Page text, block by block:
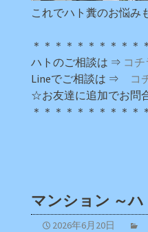
これでハト糞のお悩み
＊＊＊＊＊＊＊＊＊＊
ハトのご相談は ⇒ コチ
Lineでご相談は ⇒ コ
☆お友達に追加でお問
＊＊＊＊＊＊＊＊＊＊
マンション ～ハ
2026年6月20日